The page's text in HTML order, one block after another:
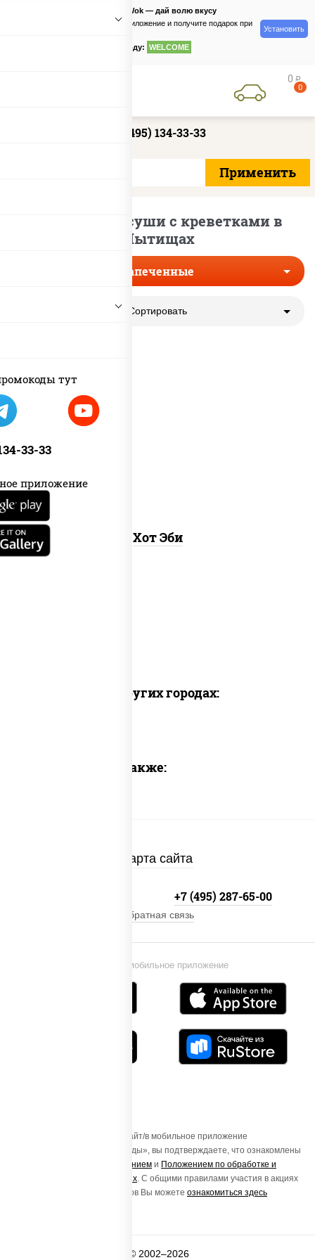
тут
33-33
приложение
PizzaSushiWok — дай волю вкусу
Скачайте приложение и получите подарок при
по промокоду: WELCOME
Установить
0 руб
0
+7 (495) 134-33-33
Запеченные суши с креветками в
Мытищах
Запеченные
Сортировать
рис, нори, креветки, соус "хот"
Хот Эби
Доставка в других городах:
Предлагаем также:
Карта сайта
Установи мобильное приложение
+7 (495) 287-65-00
Обратная связь
Осуществляя вход на этот Сайт/в мобильное приложение
«ПиццаСушиВок - доставка еды», вы подтверждаете, что ознакомлены
Пользовательским соглашением и Положением по обработке и
защите персональных данных. С общими правилами участия в акциях
и порядке получения подарков Вы можете ознакомиться здесь
© 2002–2026